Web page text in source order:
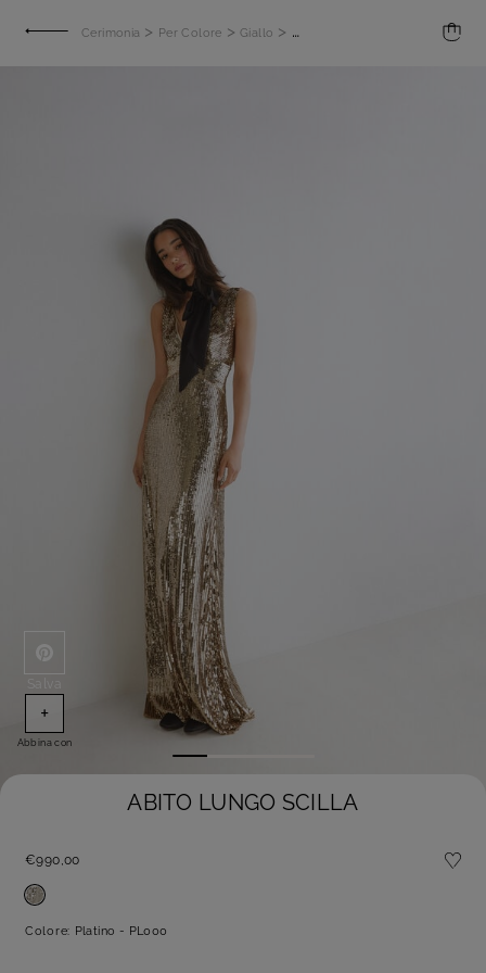
Cerimonia > Per Colore > Giallo > Abito lungo Scilla
+
Abbina con
ABITO LUNGO SCILLA
€990,00
Colore: Platino - PL000